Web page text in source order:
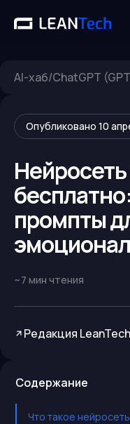
AI-хаб/ChatGPT
Опубликовано 10
промпты
~7 мин чтения
Редакция LeanTech
Содержание
Что такое